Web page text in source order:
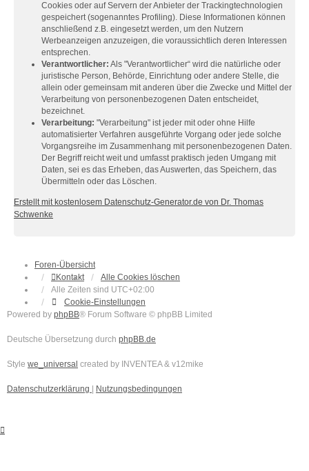
Cookies oder auf Servern der Anbieter der Trackingtechnologien
gespeichert (sogenanntes Profiling). Diese Informationen können
anschließend z.B. eingesetzt werden, um den Nutzern
Werbeanzeigen anzuzeigen, die voraussichtlich deren Interessen
entsprechen.
Verantwortlicher: Als "Verantwortlicher“ wird die natürliche oder
juristische Person, Behörde, Einrichtung oder andere Stelle, die
allein oder gemeinsam mit anderen über die Zwecke und Mittel der
Verarbeitung von personenbezogenen Daten entscheidet,
bezeichnet.
Verarbeitung: "Verarbeitung" ist jeder mit oder ohne Hilfe
automatisierter Verfahren ausgeführte Vorgang oder jede solche
Vorgangsreihe im Zusammenhang mit personenbezogenen Daten.
Der Begriff reicht weit und umfasst praktisch jeden Umgang mit
Daten, sei es das Erheben, das Auswerten, das Speichern, das
Übermitteln oder das Löschen.
Erstellt mit kostenlosem Datenschutz-Generator.de von Dr. Thomas
Schwenke
Foren-Übersicht
Kontakt
Alle Cookies löschen
Alle Zeiten sind UTC+02:00
Cookie-Einstellungen
Powered by phpBB® Forum Software © phpBB Limited
Deutsche Übersetzung durch phpBB.de
Style we_universal created by INVENTEA & v12mike
Datenschutzerklärung Nutzungsbedingungen